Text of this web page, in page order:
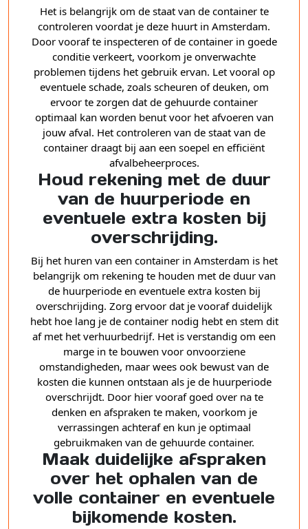
Het is belangrijk om de staat van de container te
controleren voordat je deze huurt in Amsterdam.
Door vooraf te inspecteren of de container in goede
conditie verkeert, voorkom je onverwachte
problemen tijdens het gebruik ervan. Let vooral op
eventuele schade, zoals scheuren of deuken, om
ervoor te zorgen dat de gehuurde container
optimaal kan worden benut voor het afvoeren van
jouw afval. Het controleren van de staat van de
container draagt bij aan een soepel en efficiënt
afvalbeheerproces.
Houd rekening met de duur
van de huurperiode en
eventuele extra kosten bij
overschrijding.
Bij het huren van een container in Amsterdam is het
belangrijk om rekening te houden met de duur van
de huurperiode en eventuele extra kosten bij
overschrijding. Zorg ervoor dat je vooraf duidelijk
hebt hoe lang je de container nodig hebt en stem dit
af met het verhuurbedrijf. Het is verstandig om een
marge in te bouwen voor onvoorziene
omstandigheden, maar wees ook bewust van de
kosten die kunnen ontstaan als je de huurperiode
overschrijdt. Door hier vooraf goed over na te
denken en afspraken te maken, voorkom je
verrassingen achteraf en kun je optimaal
gebruikmaken van de gehuurde container.
Maak duidelijke afspraken
over het ophalen van de
volle container en eventuele
bijkomende kosten.